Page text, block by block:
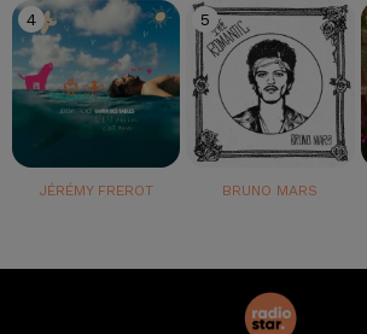
4
JÉRÉMY FREROT
5
BRUNO MARS